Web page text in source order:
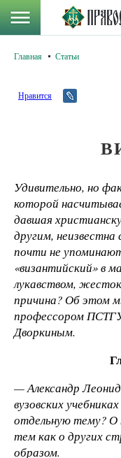
Главная Статьи
Нравится
Удивительно, но
которой
давшая
другим, неизвестна
почти не
«византийский» в
лукавством,
причина? Об этом
профессором
Дворкиным.
— Александр
вузовских
отдельную тему? О
тем как о других
образом.